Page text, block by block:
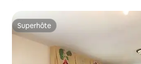
Superhôte
Superhôte